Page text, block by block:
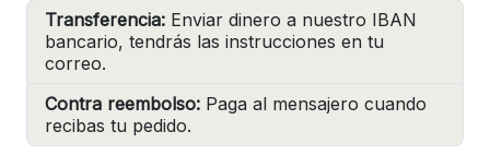
Transferencia: Enviar dinero a nuestro IBAN
bancario, tendrás las instrucciones en tu
correo.
Contra reembolso: Paga al mensajero cuando
recibas tu pedido.